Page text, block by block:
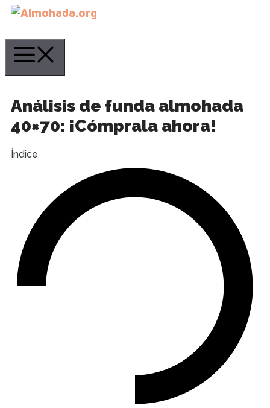
Saltar
contenido
Análisis de funda almohada
40×70: ¡Cómprala ahora!
Índice